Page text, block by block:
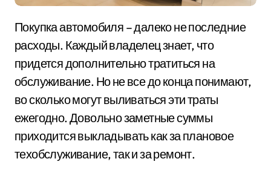
Покупка автомобиля – далеко не последние
расходы. Каждый владелец знает, что
придется дополнительно тратиться на
обслуживание. Но не все до конца понимают,
во сколько могут выливаться эти траты
ежегодно. Довольно заметные суммы
приходится выкладывать как за плановое
техобслуживание, так и за ремонт.